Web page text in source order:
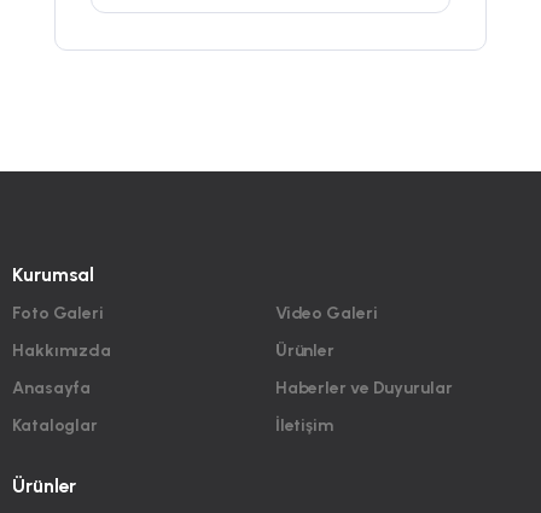
Kurumsal
Foto Galeri
Hakkımızda
Anasayfa
Kataloglar
Video Galeri
Ürünler
Haberler ve Duyurular
İletişim
Ürünler